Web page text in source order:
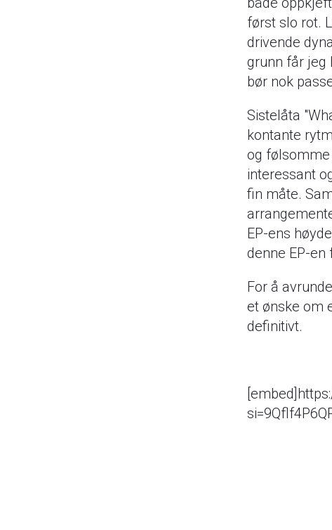
først slo rot.
drivende
grunn får jeg
bør nok
Sistelåta
kontante
og følsomme
interessant
fin måte.
EP-ens
denne EP-
For å
et ønske om
definitivt.